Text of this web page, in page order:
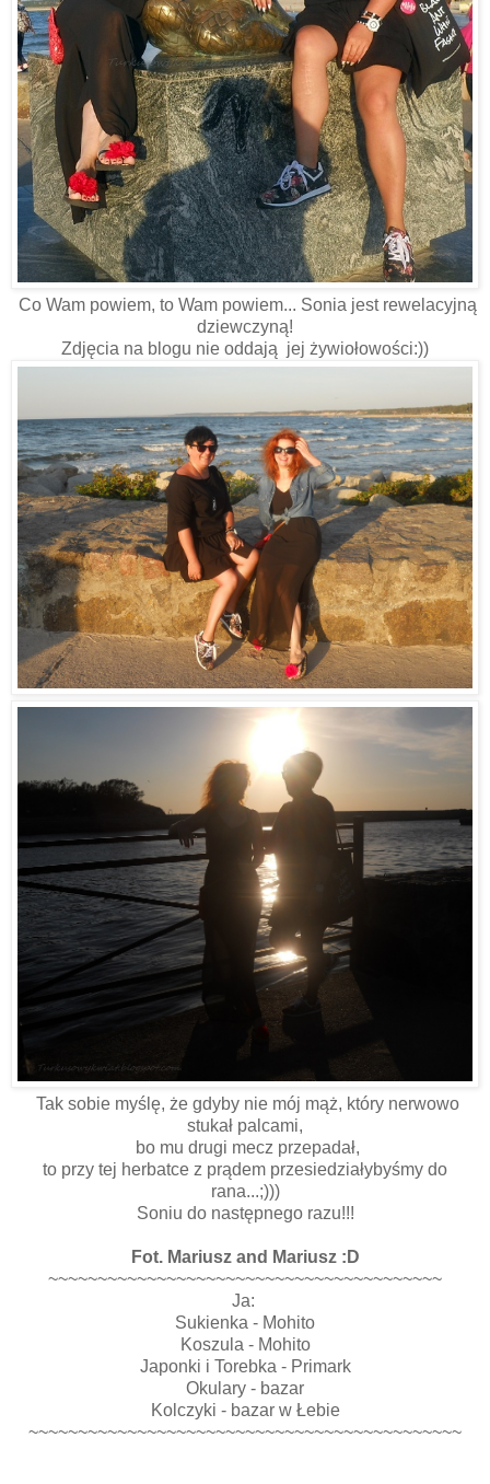
Co Wam powiem, to Wam powiem... Sonia jest rewelacyjną
dziewczyną!
Zdjęcia na blogu nie oddają jej żywiołowości:))
Tak sobie myślę, że gdyby nie mój mąż, który nerwowo
stukał palcami,
bo mu drugi mecz przepadał,
to przy tej herbatce z prądem przesiedziałybyśmy do
rana...;)))
Soniu do następnego razu!!!
Fot. Mariusz and Mariusz :D
~~~~~~~~~~~~~~~~~~~~~~~~~~~~~~~~~~~~~~~~
Ja:
Sukienka - Mohito
Koszula - Mohito
Japonki i Torebka - Primark
Okulary - bazar
Kolczyki - bazar w Łebie
~~~~~~~~~~~~~~~~~~~~~~~~~~~~~~~~~~~~~~~~~~~~